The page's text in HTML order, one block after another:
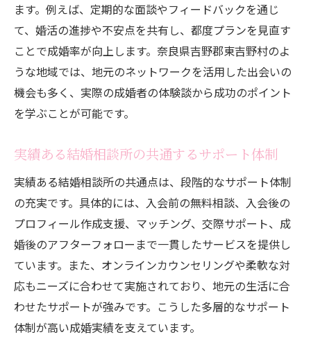
ます。例えば、定期的な面談やフィードバックを通じ
て、婚活の進捗や不安点を共有し、都度プランを見直す
ことで成婚率が向上します。奈良県吉野郡東吉野村のよ
うな地域では、地元のネットワークを活用した出会いの
機会も多く、実際の成婚者の体験談から成功のポイント
を学ぶことが可能です。
実績ある結婚相談所の共通するサポート体制
実績ある結婚相談所の共通点は、段階的なサポート体制
の充実です。具体的には、入会前の無料相談、入会後の
プロフィール作成支援、マッチング、交際サポート、成
婚後のアフターフォローまで一貫したサービスを提供し
ています。また、オンラインカウンセリングや柔軟な対
応もニーズに合わせて実施されており、地元の生活に合
わせたサポートが強みです。こうした多層的なサポート
体制が高い成婚実績を支えています。